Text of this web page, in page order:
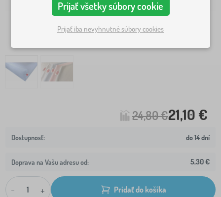
24,80 €21,10 €
do 14 dní
Doprava na Vašu adresu od: 5,30 €
- + Pridať do košíka
Prijať všetky súbory cookie
Prijať iba nevyhnutné súbory cookies